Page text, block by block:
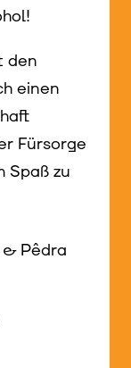
den
einen
Fürsorge
Spaß zu
Pêdra